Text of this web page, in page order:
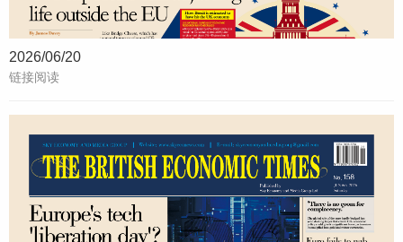
2026/06/20
链接阅读